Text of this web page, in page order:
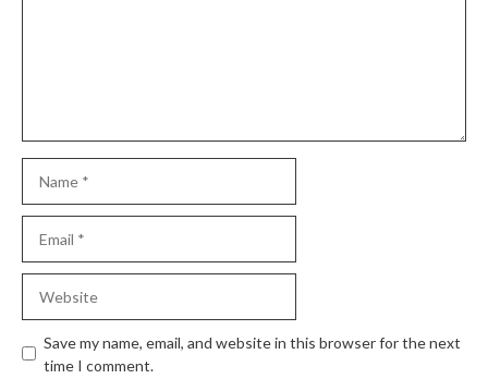
Save my name, email, and website in this browser for the next
time I comment.